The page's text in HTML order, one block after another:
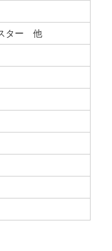
ター 他